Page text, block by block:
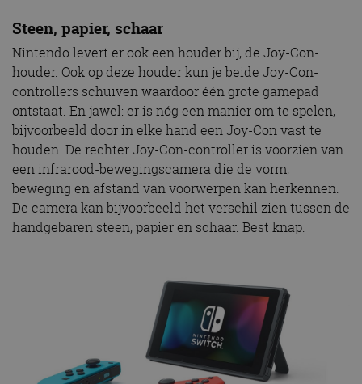
Steen, papier, schaar
Nintendo levert er ook een houder bij, de Joy-Con-
houder. Ook op deze houder kun je beide Joy-Con-
controllers schuiven waardoor één grote gamepad
ontstaat. En jawel: er is nóg een manier om te spelen,
bijvoorbeeld door in elke hand een Joy-Con vast te
houden. De rechter Joy-Con-controller is voorzien van
een infrarood-bewegingscamera die de vorm,
beweging en afstand van voorwerpen kan herkennen.
De camera kan bijvoorbeeld het verschil zien tussen de
handgebaren steen, papier en schaar. Best knap.